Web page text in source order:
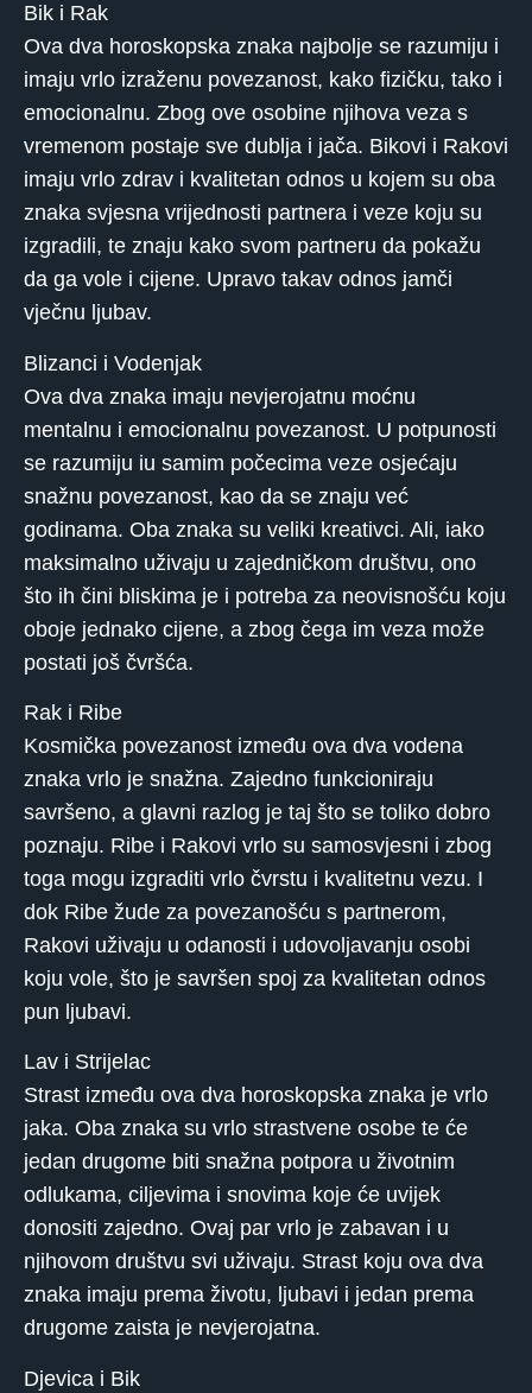
Bik i Rak
Ova dva horoskopska znaka najbolje se razumiju i
imaju vrlo izraženu povezanost, kako fizičku, tako i
emocionalnu. Zbog ove osobine njihova veza s
vremenom postaje sve dublja i jača. Bikovi i Rakovi
imaju vrlo zdrav i kvalitetan odnos u kojem su oba
znaka svjesna vrijednosti partnera i veze koju su
izgradili, te znaju kako svom partneru da pokažu
da ga vole i cijene. Upravo takav odnos jamči
vječnu ljubav.
Blizanci i Vodenjak
Ova dva znaka imaju nevjerojatnu moćnu
mentalnu i emocionalnu povezanost. U potpunosti
se razumiju iu samim počecima veze osjećaju
snažnu povezanost, kao da se znaju već
godinama. Oba znaka su veliki kreativci. Ali, iako
maksimalno uživaju u zajedničkom društvu, ono
što ih čini bliskima je i potreba za neovisnošću koju
oboje jednako cijene, a zbog čega im veza može
postati još čvršća.
Rak i Ribe
Kosmička povezanost između ova dva vodena
znaka vrlo je snažna. Zajedno funkcioniraju
savršeno, a glavni razlog je taj što se toliko dobro
poznaju. Ribe i Rakovi vrlo su samosvjesni i zbog
toga mogu izgraditi vrlo čvrstu i kvalitetnu vezu. I
dok Ribe žude za povezanošću s partnerom,
Rakovi uživaju u odanosti i udovoljavanju osobi
koju vole, što je savršen spoj za kvalitetan odnos
pun ljubavi.
Lav i Strijelac
Strast između ova dva horoskopska znaka je vrlo
jaka. Oba znaka su vrlo strastvene osobe te će
jedan drugome biti snažna potpora u životnim
odlukama, ciljevima i snovima koje će uvijek
donositi zajedno. Ovaj par vrlo je zabavan i u
njihovom društvu svi uživaju. Strast koju ova dva
znaka imaju prema životu, ljubavi i jedan prema
drugome zaista je nevjerojatna.
Djevica i Bik